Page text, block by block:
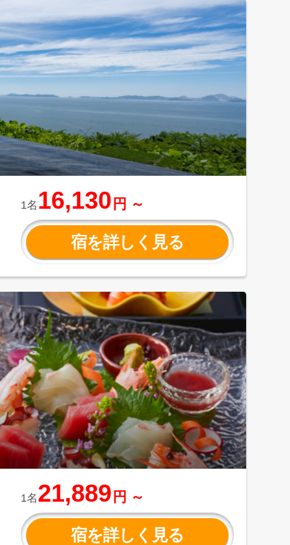
1名 16,130 円 ～
宿を詳しく見る
1名21,889 円 ～
宿を詳しく見る